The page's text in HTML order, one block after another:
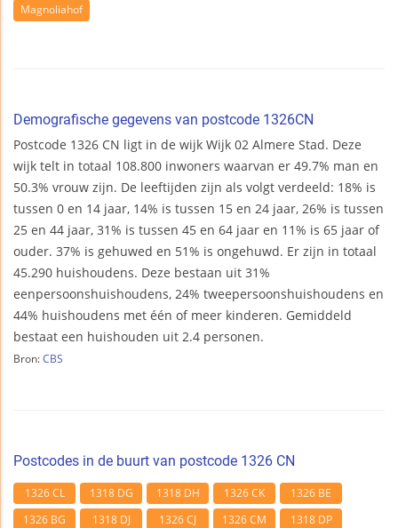
Magnoliahof
Demografische gegevens van postcode 1326CN
Postcode 1326 CN ligt in de wijk Wijk 02 Almere Stad. Deze
wijk telt in totaal 108.800 inwoners waarvan er 49.7% man en
50.3% vrouw zijn. De leeftijden zijn als volgt verdeeld: 18% is
tussen 0 en 14 jaar, 14% is tussen 15 en 24 jaar, 26% is tussen
25 en 44 jaar, 31% is tussen 45 en 64 jaar en 11% is 65 jaar of
ouder. 37% is gehuwed en 51% is ongehuwd. Er zijn in totaal
45.290 huishoudens. Deze bestaan uit 31%
eenpersoonshuishoudens, 24% tweepersoonshuishoudens en
44% huishoudens met één of meer kinderen. Gemiddeld
bestaat een huishouden uit 2.4 personen.
Bron: CBS
Postcodes in de buurt van postcode 1326 CN
1326 CL 1318 DG 1318 DH 1326 CK
1326 BE
1326 BG
1318 DJ 1326 CJ 1326 CM
1318 DP